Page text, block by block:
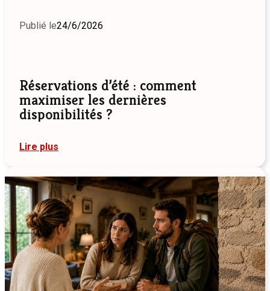
Publié le24/6/2026
Réservations d’été : comment
maximiser les dernières
disponibilités ?
Lire plus
:
comment
maximiser
les
dernières
disponibilités
?